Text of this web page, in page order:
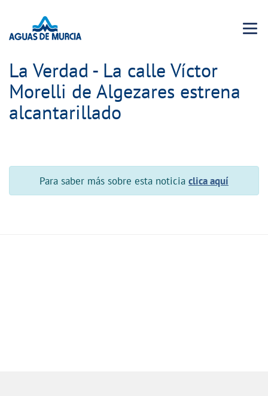
Menu
La Verdad - La calle Víctor
Morelli de Algezares estrena
alcantarillado
Para saber más sobre esta noticia clica aquí